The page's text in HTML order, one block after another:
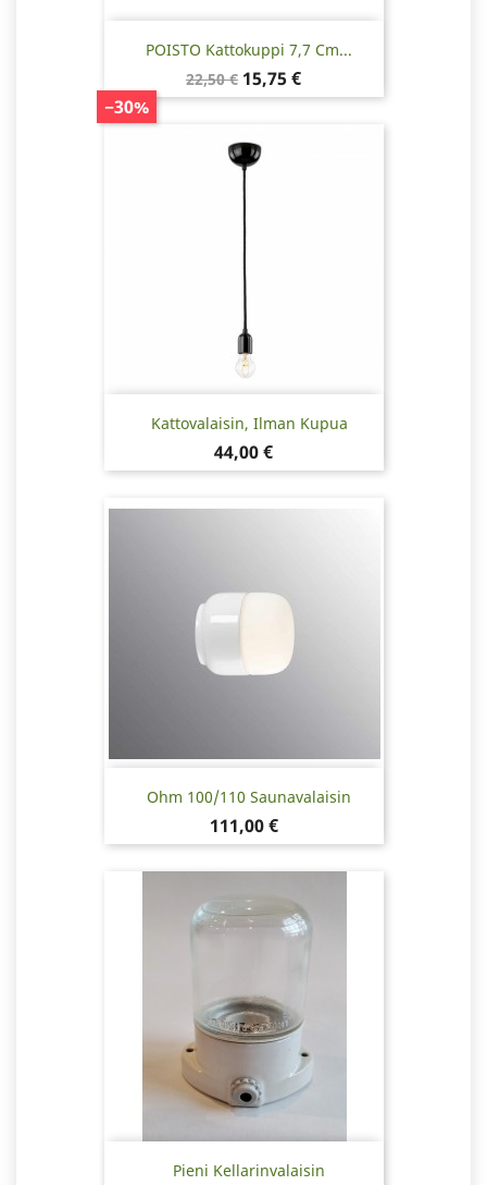
POISTO Kattokuppi 7,7 Cm...
Normaalihinta
22,50 €
−30%
Hinta
15,75 €
Kattovalaisin, Ilman Kupua
Hinta
44,00 €
Ohm 100/110 Saunavalaisin
Hinta
111,00 €
Pieni Kellarinvalaisin